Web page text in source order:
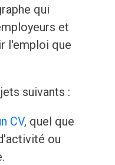
qui
et
l'emploi que
suivants :
CV, quel que
ou